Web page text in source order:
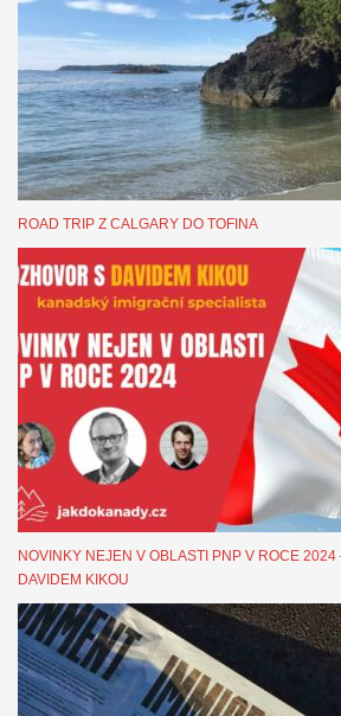
ROAD TRIP Z CALGARY DO TOFINA
NOVINKY NEJEN V OBLASTI PNP V ROCE 2024
DAVIDEM KIKOU